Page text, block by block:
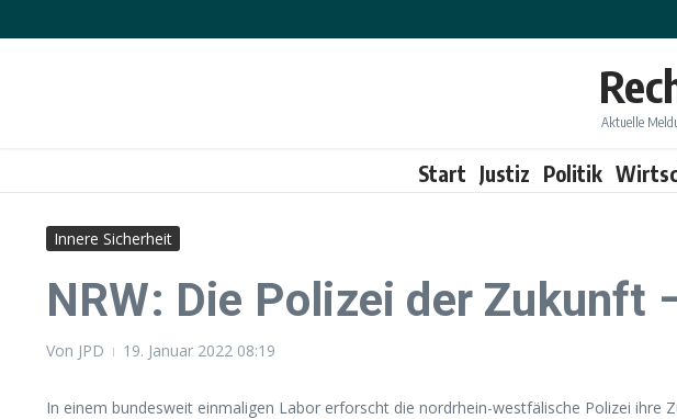
Aktuelle
Start Justiz Politik
Innere Sicherheit
NRW: Die Polizei der
Von JPD 19. Januar 2022 08:19
In einem bundesweit einmaligen Labor erforscht die nordrhein-westfälische Polizei ihre